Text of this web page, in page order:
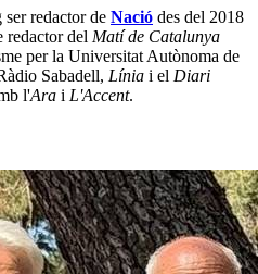
redactor de Nació des del 2018
redactor del Matí de Catalunya
per la Universitat Autònoma de
Sabadell, Línia i el Diari
l'Ara i L'Accent.